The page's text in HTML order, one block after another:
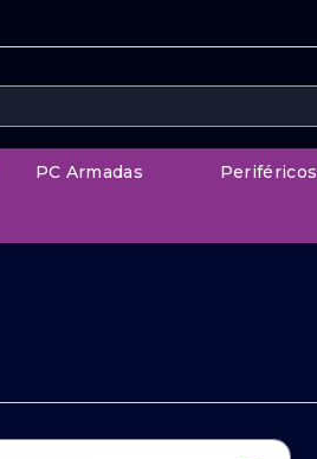
PC Armadas Periféricos